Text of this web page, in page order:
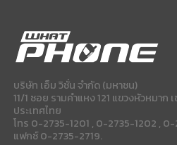
บริษัท เอ็ม วิชั่น จำกัด (มหาชน)
11/1 ซอย รามคำแหง 121 แขวงหัวหมาก
ประเทศไทย
โทร 0-2735-1201 , 0-2735-1202 ,
แฟกซ์ 0-2735-2719.